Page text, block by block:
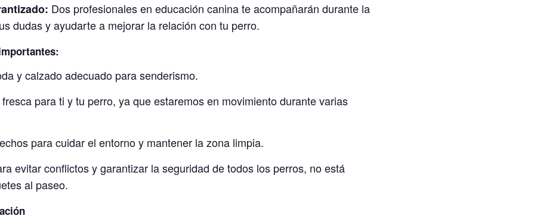
Dos profesionales en educación canina te acompañarán durante la
dudas y ayudarte a mejorar la relación con tu perro.
y calzado adecuado para senderismo.
para ti y tu perro, ya que estaremos en movimiento durante varias
para cuidar el entorno y mantener la zona limpia.
evitar conflictos y garantizar la seguridad de todos los perros, no está
al paseo.